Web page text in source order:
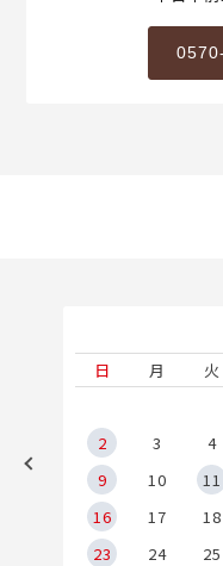
日
月 火
2
3 4
9
10 11
16
17 18
23
24 25